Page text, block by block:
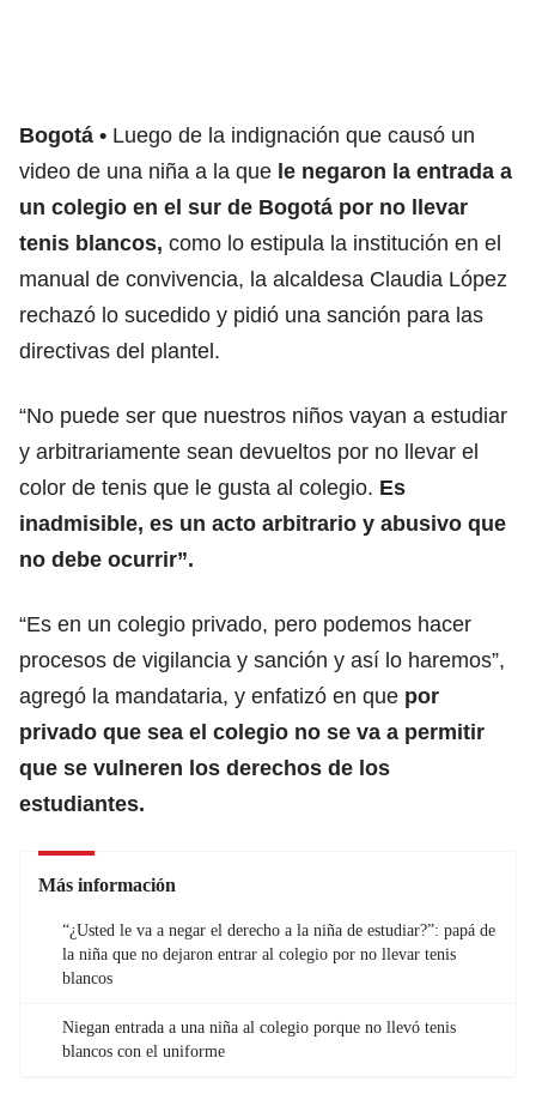
Bogotá
Luego de la indignación que causó un
video de una niña a la que le negaron la entrada a
un colegio en el sur de Bogotá por no llevar
tenis blancos, como lo estipula la institución en el
manual de convivencia, la alcaldesa Claudia López
rechazó lo sucedido y pidió una sanción para las
directivas del plantel.
“No puede ser que nuestros niños vayan a estudiar
y arbitrariamente sean devueltos por no llevar el
color de tenis que le gusta al colegio. Es
inadmisible, es un acto arbitrario y abusivo que
no debe ocurrir”.
“Es en un colegio privado, pero podemos hacer
procesos de vigilancia y sanción y así lo haremos”,
agregó la mandataria, y enfatizó en que por
privado que sea el colegio no se va a permitir
que se vulneren los derechos de los
estudiantes.
Más información
“¿Usted le va a negar el derecho a la niña de estudiar?”: papá de
la niña que no dejaron entrar al colegio por no llevar tenis
blancos
Niegan entrada a una niña al colegio porque no llevó tenis
blancos con el uniforme